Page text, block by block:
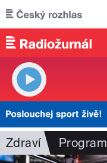
Přejít k hlavnímu obsahu
Zdraví Program